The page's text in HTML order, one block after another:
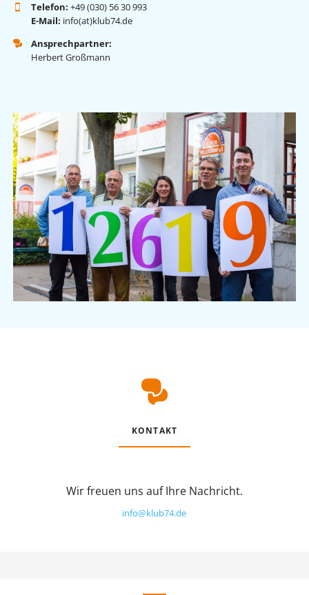
Telefon: +49 (030) 56 30 993
E-Mail: info(at)klub74.de
Ansprechpartner:
Herbert Großmann
KONTAKT
Wir freuen uns auf Ihre Nachricht.
info@klub74.de